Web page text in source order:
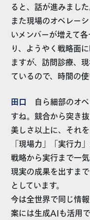
ると、話が進みました
また現場のオペレー
いメンバーが増えて
り、ようやく戦略面
ますが、訪問診療、
ているので、時間の
田口 自ら細部のオ
すね。競合から突き
美しさ以上に、それ
「現場力」「実行力
戦略から実行まで一
現実の成果を出すま
としています。
今は全世界で同じ情
案には生成AIも活用